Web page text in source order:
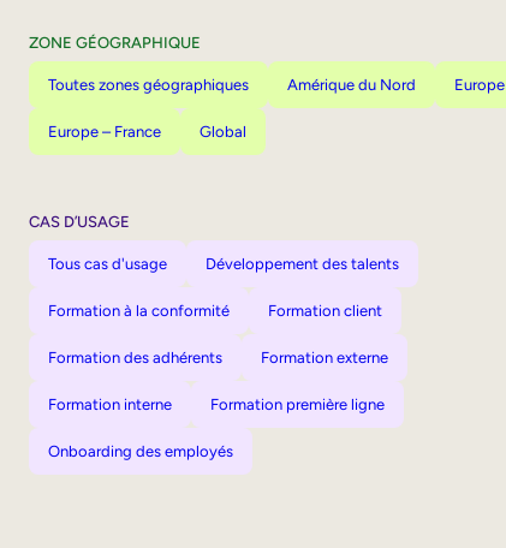
ZONE GÉOGRAPHIQUE
Toutes zones géographiques Amérique du Nord Europe
Europe – France Global
CAS D’USAGE
Tous cas d'usage Développement des talents
Formation à la conformité Formation client
Formation des adhérents Formation externe
Formation interne Formation première ligne
Onboarding des employés